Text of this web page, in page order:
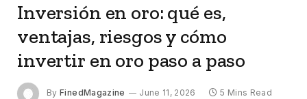
Inversión en oro: qué es,
ventajas, riesgos y cómo
invertir en oro paso a paso
By FinedMagazine June 11, 2026 5 Mins Read